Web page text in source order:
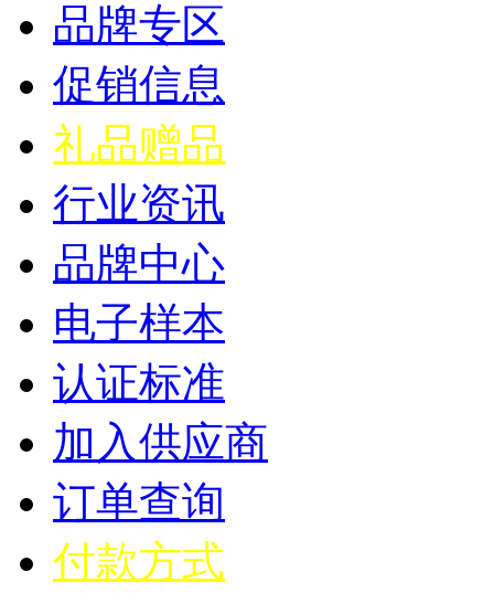
品牌专区
促销信息
礼品赠品
行业资讯
品牌中心
电子样本
认证标准
加入供应商
订单查询
付款方式